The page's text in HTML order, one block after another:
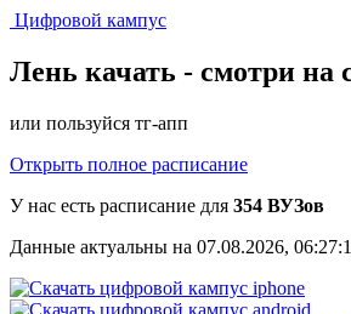
Цифровой кампус
Лень качать - смотри на
или пользуйся тг-апп
Открыть полное расписание
У нас есть расписание для 354 ВУЗов
Данные актуальны на 07.08.2026,